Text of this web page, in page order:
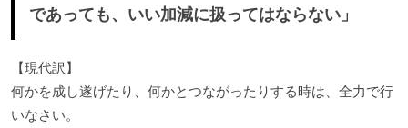
であっても、いい加減に扱ってはならない」
【現代訳】
何かを成し遂げたり、何かとつながったりする時は、全力で行
いなさい。